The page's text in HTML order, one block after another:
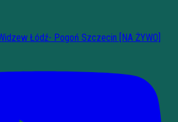
Łódź- Pogoń Szczecin [NA ŻYWO]